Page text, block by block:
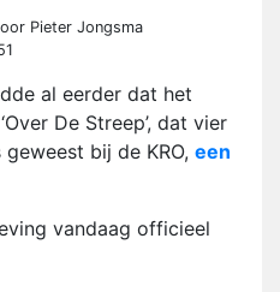
Pieter Jongsma
al eerder dat het
De Streep’, dat vier
bij de KRO, een
vandaag officieel